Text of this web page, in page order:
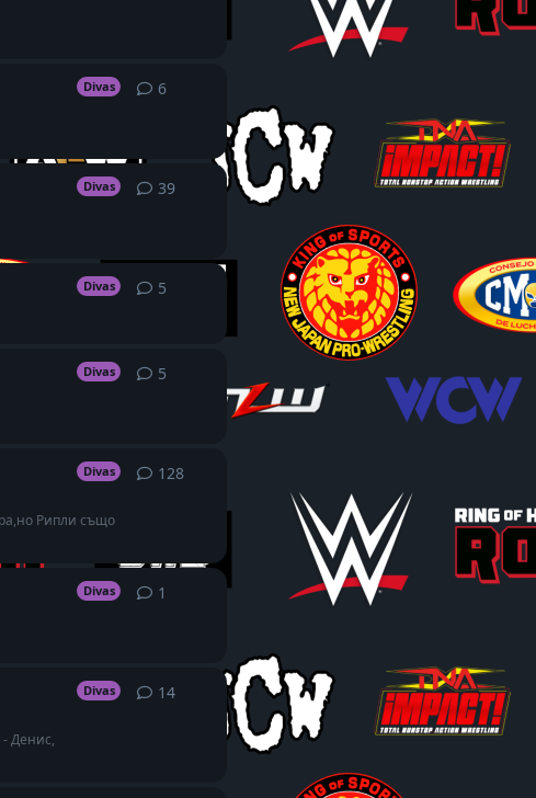
Divas 6
Divas 39 replies
Divas 5
Divas 5
Divas
Рипли също
128
Divas 1
Divas
Денис,
14 replies